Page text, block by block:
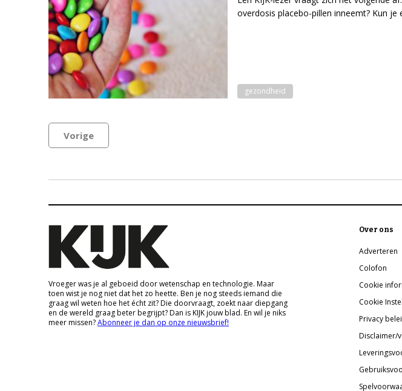
overdosis placebo-pillen inneemt? Kun je
gezondheid
Vorige
Vroeger was je al geboeid door wetenschap en technologie. Maar
toen wist je nog niet dat het zo heette. Ben je nog steeds iemand die
graag wil weten hoe het écht zit? Die doorvraagt, zoekt naar diepgang
en de wereld graag beter begrijpt? Dan is KIJK jouw blad. En wil je niks
meer missen?Abonneer je dan op onze nieuwsbrief!
Over ons
Adverteren
Colofon
Cookie
Cookie
Privacy
Disclaimer/